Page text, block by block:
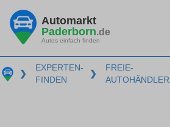
Automarkt
Paderborn.de
Autos einfach finden
❯
EXPERTEN-
FINDEN
❯
FREIE-
AUTOHÄNDLER